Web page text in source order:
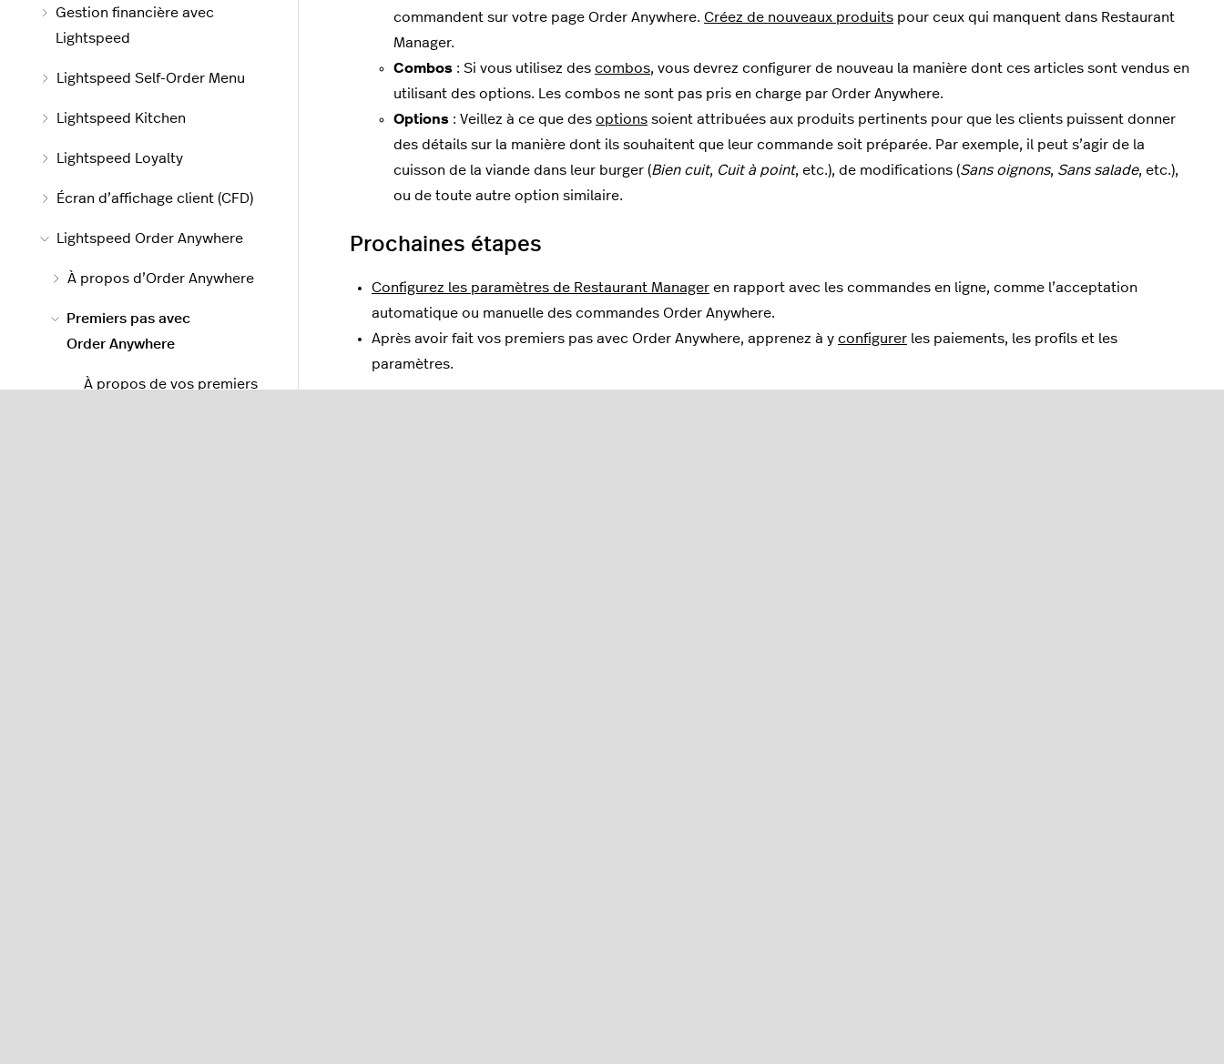
commandent sur votre page Order Anywhere. Créez de nouveaux produits pour ceux qui manquent dans Restaurant
Manager.
Combos : Si vous utilisez des combos, vous devrez configurer de nouveau la manière dont ces articles sont vendus en
utilisant des options. Les combos ne sont pas pris en charge par Order Anywhere.
Options : Veillez à ce que des options soient attribuées aux produits pertinents pour que les clients puissent donner
des détails sur la manière dont ils souhaitent que leur commande soit préparée. Par exemple, il peut s’agir de la
cuisson de la viande dans leur burger (Bien cuit, Cuit à point, etc.), de modifications (Sans oignons, Sans salade, etc.),
ou de toute autre option similaire.
Prochaines étapes
Configurez les paramètres de Restaurant Manager en rapport avec les commandes en ligne, comme l’acceptation
automatique ou manuelle des commandes Order Anywhere.
Après avoir fait vos premiers pas avec Order Anywhere, apprenez à y configurer les paiements, les profils et les
paramètres.
Gestion financière avec
Lightspeed
Lightspeed Self-Order Menu
Lightspeed Kitchen
Lightspeed Loyalty
Écran d’affichage client (CFD)
Lightspeed Order Anywhere
À propos d’Order Anywhere
Premiers pas avec
Order Anywhere
À propos de vos premiers